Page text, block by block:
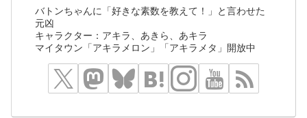
バトンちゃんに「好きな素数を教えて！」と言わせた
元凶
キャラクター：アキラ、あきら、あキラ
マイタウン「アキラメロン」「アキラメタ」開放中